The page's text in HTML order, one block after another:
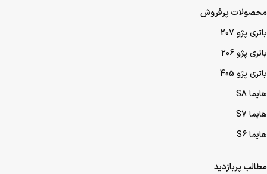
محصولات پرفروش
باتری پژو 207
باتری پژو 206
باتری پژو 405
هایما S8
هایما S7
هایما S6
مطالب پربازدید